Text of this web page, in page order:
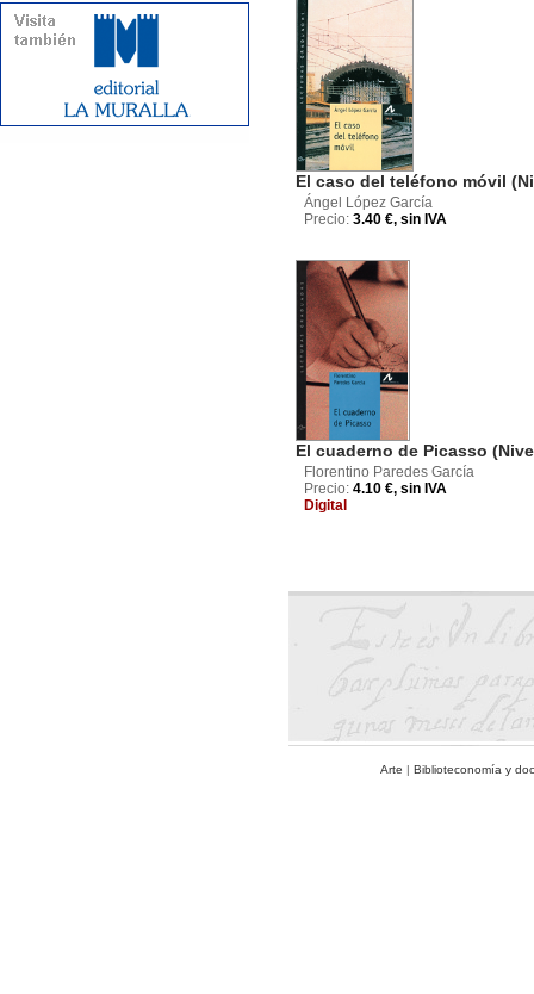
El caso del teléfono móvil
Ángel López García
Precio: 3.40 €, sin IVA
El cuaderno de Picasso
Florentino Paredes García
Precio: 4.10 €, sin IVA
Digital
Arte | Biblioteconomía y